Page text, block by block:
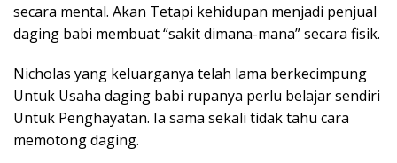
secara mental. Akan Tetapi kehidupan menjadi penjual
daging babi membuat “sakit dimana-mana” secara fisik.
Nicholas yang keluarganya telah lama berkecimpung
Untuk Usaha daging babi rupanya perlu belajar sendiri
Untuk Penghayatan. Ia sama sekali tidak tahu cara
memotong daging.